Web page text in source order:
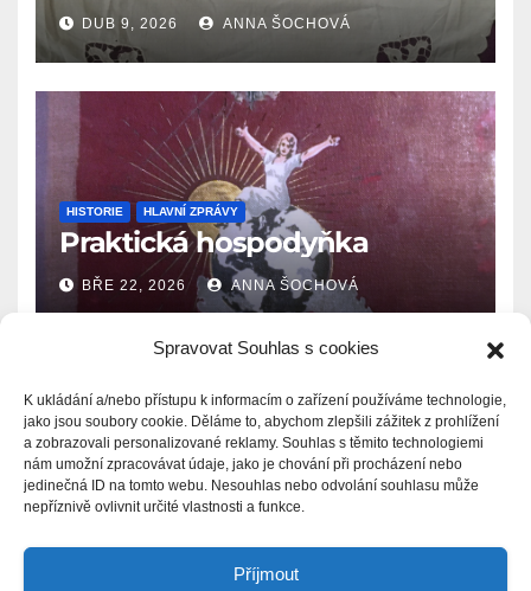
Spravovat Souhlas s cookies
K ukládání a/nebo přístupu k informacím o zařízení používáme technologie,
jako jsou soubory cookie. Děláme to, abychom zlepšili zážitek z prohlížení
a zobrazovali personalizované reklamy. Souhlas s těmito technologiemi
nám umožní zpracovávat údaje, jako je chování při procházení nebo
jedinečná ID na tomto webu. Nesouhlas nebo odvolání souhlasu může
nepříznivě ovlivnit určité vlastnosti a funkce.
Příjmout
DUB 9, 2026 ANNA ŠOCHOVÁ
HISTORIE HLAVNÍ ZPRÁVY
Praktická hospodyňka
BŘE 22, 2026 ANNA ŠOCHOVÁ
Zprávy.Ašsko.eu